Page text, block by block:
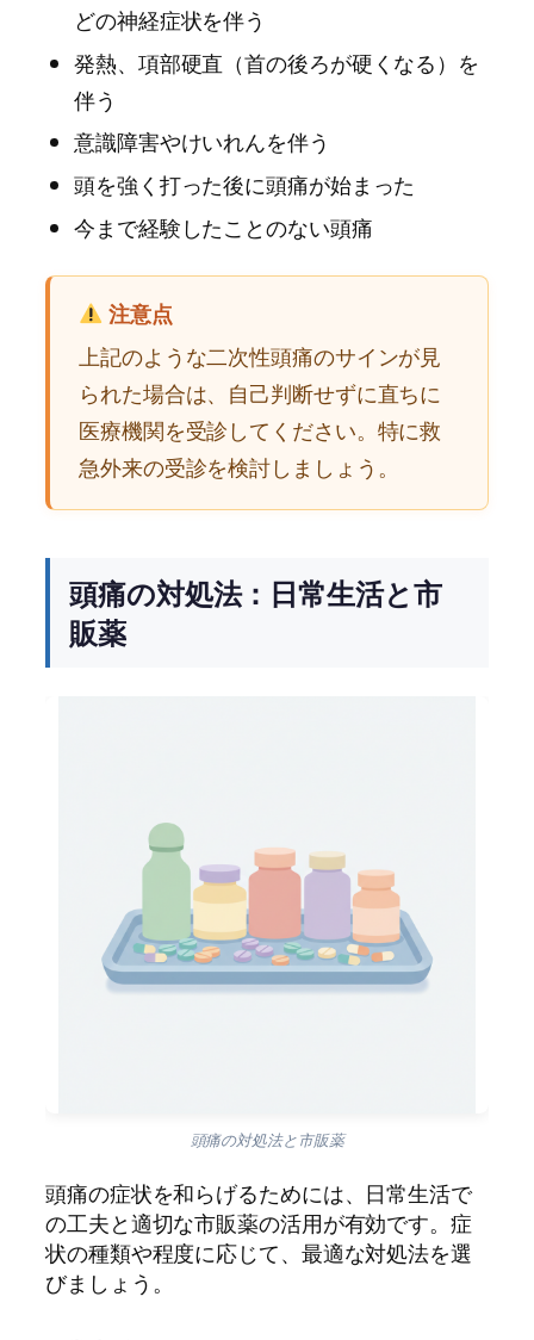
どの神経症状を伴う
発熱、項部硬直（首の後ろが硬くなる）を
伴う
意識障害やけいれんを伴う
頭を強く打った後に頭痛が始まった
今まで経験したことのない頭痛
注意点
上記のような二次性頭痛のサインが見
られた場合は、自己判断せずに直ちに
医療機関を受診してください。特に救
急外来の受診を検討しましょう。
頭痛の対処法：日常生活と市
販薬
頭痛の対処法と市販薬
頭痛の症状を和らげるためには、日常生活で
の工夫と適切な市販薬の活用が有効です。症
状の種類や程度に応じて、最適な対処法を選
びましょう。